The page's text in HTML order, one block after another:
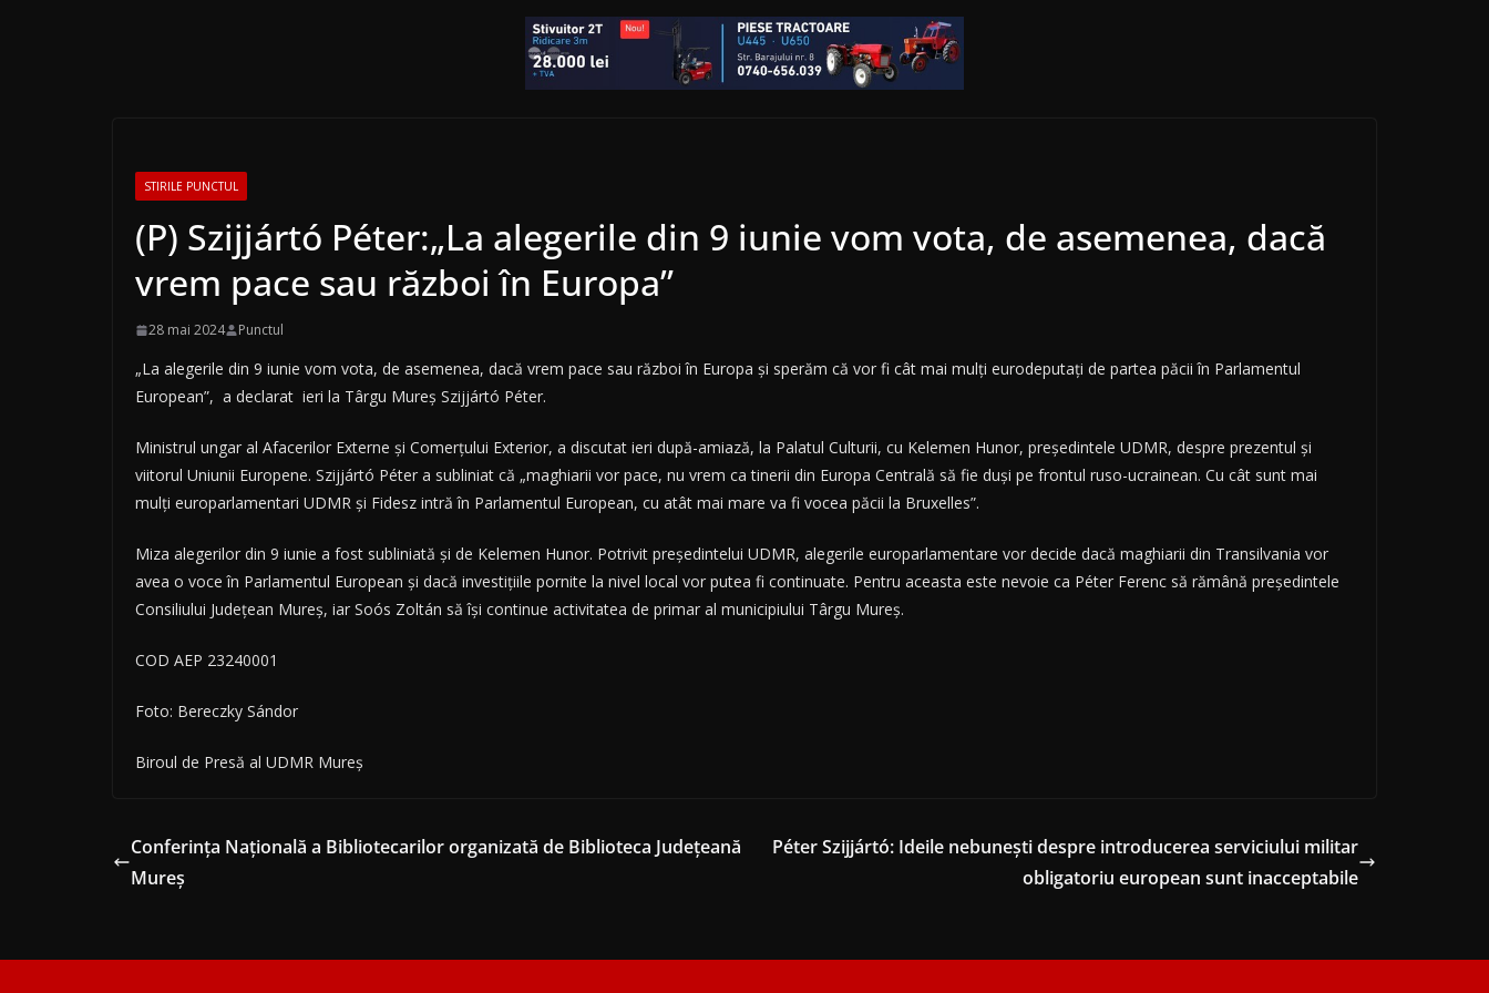
STIRILE PUNCTUL
(P) Szijjártó Péter:„La alegerile din 9 iunie vom vota, de asemenea, dacă
vrem pace sau război în Europa”
28 mai 2024 Punctul
„La alegerile din 9 iunie vom vota, de asemenea, dacă vrem pace sau război în Europa și sperăm că vor fi cât mai mulți eurodeputați de partea păcii în Parlamentul
European”, a declarat ieri la Târgu Mureș Szijjártó Péter.
Ministrul ungar al Afacerilor Externe şi Comerţului Exterior, a discutat ieri după-amiază, la Palatul Culturii, cu Kelemen Hunor, președintele UDMR, despre prezentul și
viitorul Uniunii Europene. Szijjártó Péter a subliniat că „maghiarii vor pace, nu vrem ca tinerii din Europa Centrală să fie duși pe frontul ruso-ucrainean. Cu cât sunt mai
mulți europarlamentari UDMR și Fidesz intră în Parlamentul European, cu atât mai mare va fi vocea păcii la Bruxelles”.
Miza alegerilor din 9 iunie a fost subliniată și de Kelemen Hunor. Potrivit președintelui UDMR, alegerile europarlamentare vor decide dacă maghiarii din Transilvania vor
avea o voce în Parlamentul European și dacă investiţiile pornite la nivel local vor putea fi continuate. Pentru aceasta este nevoie ca Péter Ferenc să rămână preşedintele
Consiliului Județean Mureș, iar Soós Zoltán să își continue activitatea de primar al municipiului Târgu Mureș.
COD AEP 23240001
Foto: Bereczky Sándor
Biroul de Presă al UDMR Mureș
Conferința Națională a Bibliotecarilor organizată de Biblioteca Județeană
Mureș
Péter Szijjártó: Ideile nebuneşti despre introducerea serviciului militar
obligatoriu european sunt inacceptabile